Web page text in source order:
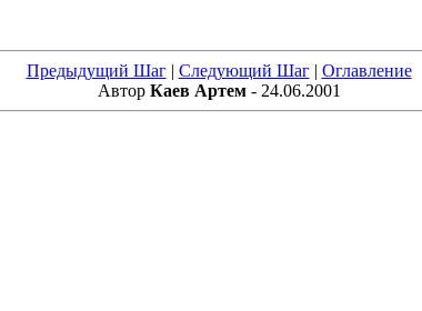
Предыдущий Шаг| Следующий Шаг| Оглавление
Автор Каев Артем- 24.06.2001